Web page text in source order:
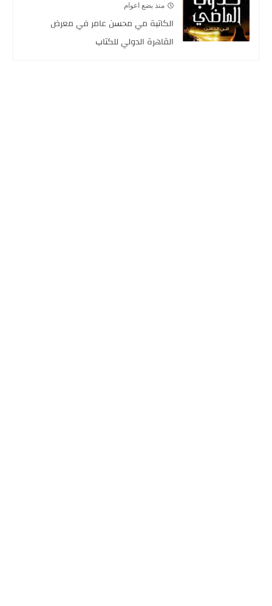
منذ بضع اعوام
الكاتبة مي محسن عامر في معرض
القاهرة الدولي للكتاب